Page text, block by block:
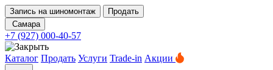
Запись на шиномонтаж
Продать
Самара
+7 (927) 000-40-57
Каталог Продать Услуги Trade-in Акции